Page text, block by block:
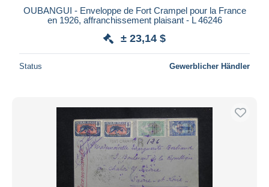
OUBANGUI - Enveloppe de Fort Crampel pour la France
en 1926, affranchissement plaisant - L 46246
± 23,14 $
Status Gewerblicher Händler